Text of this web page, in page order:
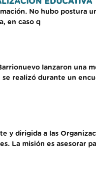
No hubo postura
en caso q
lanzaron una
realizó durante un
y dirigida a las
La misión es asesorar